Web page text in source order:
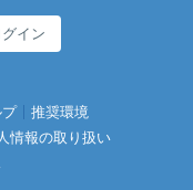
グイン
推奨環境
情報の取り扱い